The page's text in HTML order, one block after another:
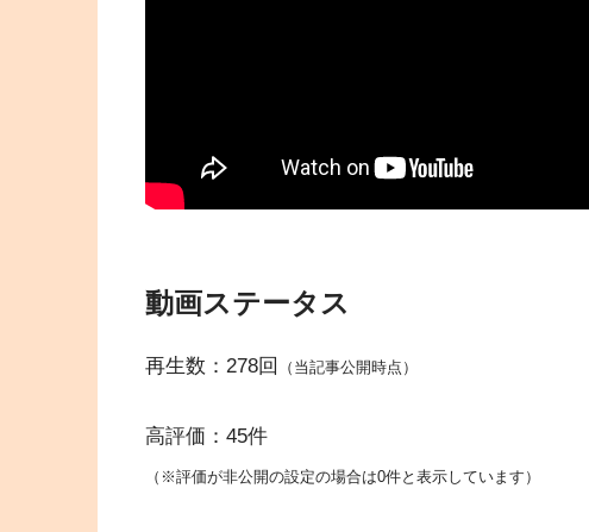
動画ステータス
再生数：278回 （当記事公開時点）
高評価：45件
（※評価が非公開の設定の場合は0件と表示しています）